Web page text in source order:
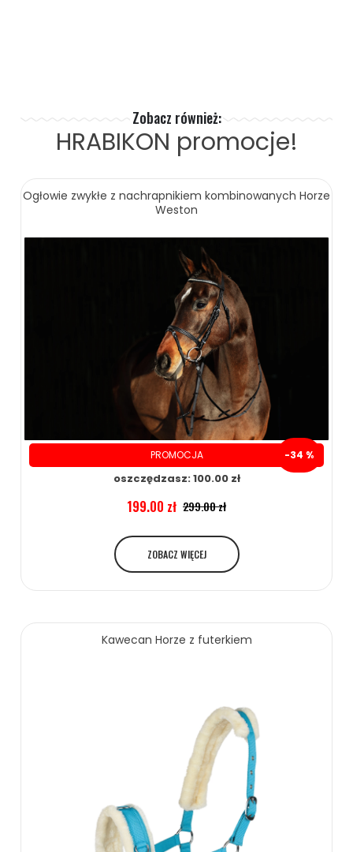
Zobacz również:
HRABIKON promocje!
Ogłowie zwykłe z nachrapnikiem kombinowanych Horze
Weston
PROMOCJA -34 %
oszczędzasz: 100.00 zł
199.00 zł 299.00 zł
ZOBACZ WIĘCEJ
Kawecan Horze z futerkiem